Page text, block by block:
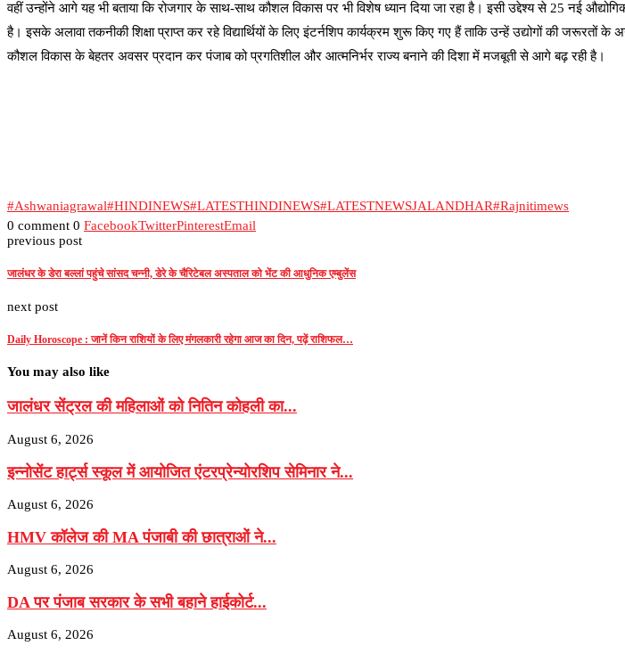
वहीं उन्होंने आगे यह भी बताया कि रोजगार के साथ-साथ कौशल विकास पर भी विशेष ध्यान दिया जा रहा है। इसी उद्देश्य से 25 नई
है। इसके अलावा तकनीकी शिक्षा प्राप्त कर रहे विद्यार्थियों के लिए इंटर्नशिप कार्यक्रम शुरू किए गए हैं ताकि उन्हें उद्योगों की
कौशल विकास के बेहतर अवसर प्रदान कर पंजाब को प्रगतिशील और आत्मनिर्भर राज्य बनाने की दिशा में मजबूती से आगे बढ़ रही है।
#Ashwaniagrawal#HINDINEWS#LATESTHINDINEWS#LATESTNEWSJALANDHAR#Rajnitimews
0 comment 0 FacebookTwitterPinterestEmail
previous post
जालंधर के डेरा बल्लां पहुंचे सांसद चन्नी, डेरे के चैरिटेबल अस्पताल को भेंट की आधुनिक एम्बुलेंस
next post
Daily Horoscope : जानें किन राशियों के लिए मंगलकारी रहेगा आज का दिन, पढ़ें राशिफल…
You may also like
जालंधर सेंट्रल की महिलाओं को नितिन कोहली का...
August 6, 2026
इन्नोसेंट हार्ट्स स्कूल में आयोजित एंटरप्रेन्योरशिप सेमिनार ने...
August 6, 2026
HMV कॉलेज की MA पंजाबी की छात्राओं ने...
August 6, 2026
DA पर पंजाब सरकार के सभी बहाने हाईकोर्ट...
August 6, 2026